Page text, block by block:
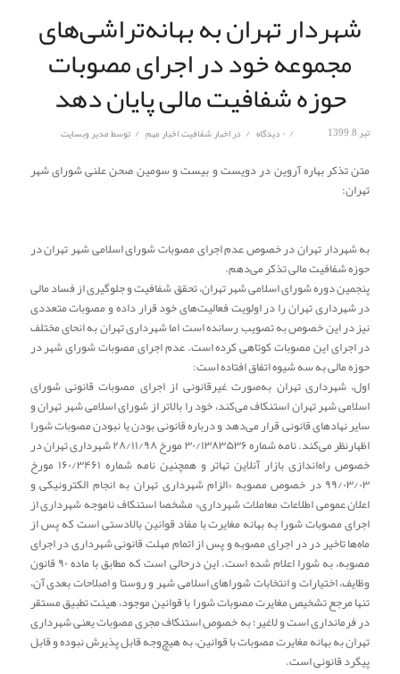
شهردار تهران به بهانه‌تراشی‌های
مجموعه خود در اجرای مصوبات
حوزه شفافیت مالی پایان دهد
تیر 8, 1399 / ۰ دیدگاه / دراخبار شفافیت,اخبار مهم / توسطمدیر وبسایت
متن تذکر بهاره آروین در دویست و بیست و سومین صحن علنی شورای شهر
تهران:
به شهردار تهران در خصوص عدم اجرای مصوبات شورای اسلامی شهر تهران در
حوزه شفافیت مالی تذکر می‌دهم.
پنجمین دوره شورای اسلامی شهر تهران، تحقق شفافیت و جلوگیری از فساد مالی
در شهرداری تهران را در اولویت فعالیت‌های خود قرار داده و مصوبات متعددی
نیز در این خصوص به تصویب رسانده است اما شهرداری تهران به انحای مختلف
در اجرای این مصوبات کوتاهی کرده است. عدم اجرای مصوبات شورای شهر در
حوزه مالی به سه شیوه اتفاق افتاده است:
اول، شهرداری تهران به‌صورت غیرقانونی از اجرای مصوبات قانونی شورای
اسلامی شهر تهران استنکاف می‌کند، خود را بالاتر از شورای اسلامی شهر تهران و
سایر نهادهای قانونی قرار می‌دهد و درباره قانونی بودن یا نبودن مصوبات شورا
اظهارنظر می‌کند. نامه شماره ۳۰/۱۳۸۳۵۳۶ مورخ ۲۸/۱۱/۹۸ شهرداری تهران در
خصوص راه‌اندازی بازار آنلاین تهاتر و همچنین نامه شماره ۱۶۰/۳۴۶۱ مورخ
۹۹/۰۳/۰۳ در خصوص مصوبه «الزام شهرداری تهران به انجام الکترونیکی و
اعلان عمومی اطلاعات معاملات شهرداری» مشخصا استنکاف ناموجه شهرداری از
اجرای مصوبات شورا به بهانه مغایرت با مفاد قوانین بالادستی است که پس از
ماه‌ها تاخیر در در اجرای مصوبه و پس از اتمام مهلت قانونی شهرداری در اجرای
مصوبه، به شورا اعلام شده است. این درحالی است که مطابق با ماده ۹۰ قانون
وظایف، اختیارات و انتخابات شوراهای اسلامی شهر و روستا و اصلاحات بعدی آن،
تنها مرجع تشخیص مغایرت مصوبات شورا با قوانین موجود، هیئت تطبیق مستقر
در فرمانداری است و لاغیر؛ به خصوص استنکاف مجری مصوبات یعنی شهرداری
تهران به بهانه مغایرت مصوبات با قوانین، به هیچ‌وجه قابل پذیرش نبوده و قابل
پیگرد قانونی است.